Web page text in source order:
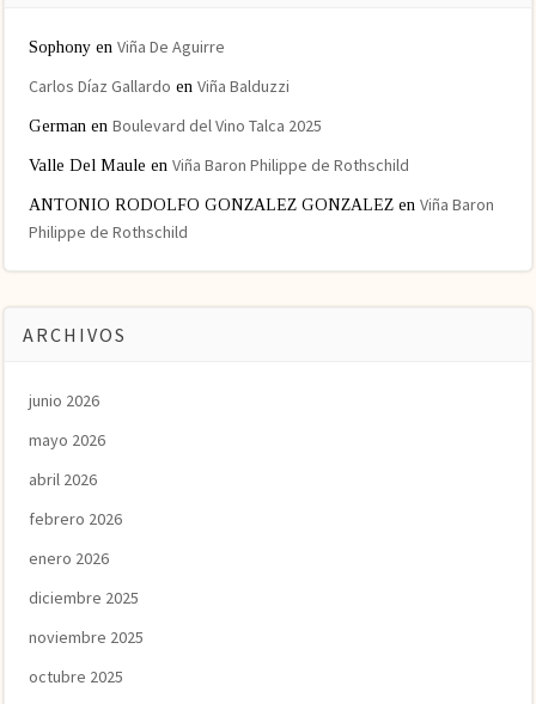
Sophony en Viña De Aguirre
Carlos Díaz Gallardo en Viña Balduzzi
German en Boulevard del Vino Talca 2025
Valle Del Maule en Viña Baron Philippe de Rothschild
ANTONIO RODOLFO GONZALEZ GONZALEZ en Viña Baron
Philippe de Rothschild
ARCHIVOS
junio 2026
mayo 2026
abril 2026
febrero 2026
enero 2026
diciembre 2025
noviembre 2025
octubre 2025